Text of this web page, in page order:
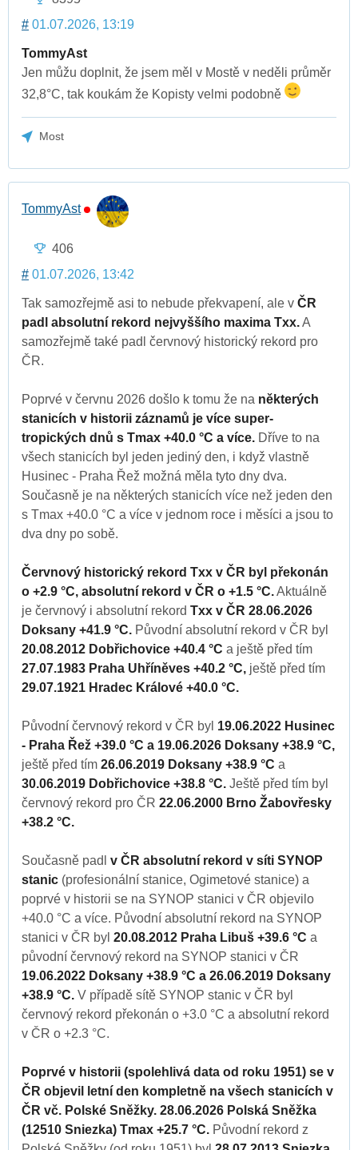
# 01.07.2026, 13:19
TommyAst
Jen můžu doplnit, že jsem měl v Mostě v neděli průměr
32,8°C, tak koukám že Kopisty velmi podobně
Most
TommyAst
406
# 01.07.2026, 13:42
Tak samozřejmě asi to nebude překvapení, ale v ČR
padl absolutní rekord nejvyššího maxima Txx.A
samozřejmě také padl červnový historický rekord pro
ČR.
Poprvé v červnu 2026 došlo k tomu že na některých
stanicích v historii záznamů je více super-
tropických dnů s Tmax +40.0 °C a více. Dříve to na
všech stanicích byl jeden jediný den, i když vlastně
Husinec - Praha Řež možná měla tyto dny dva.
Současně je na některých stanicích více než jeden den
s Tmax +40.0 °C a více v jednom roce i měsíci a jsou to
dva dny po sobě.
Červnový historický rekord Txx v ČR byl překonán
o +2.9 °C, absolutní rekord v ČR o +1.5 °C.Aktuálně
je červnový i absolutní rekord Txx v ČR 28.06.2026
Doksany +41.9 °C. Původní absolutní rekord v ČR byl
20.08.2012 Dobřichovice +40.4 °C a ještě před tím
27.07.1983 Praha Uhříněves +40.2 °C, ještě před tím
29.07.1921 Hradec Králové +40.0 °C.
Původní červnový rekord v ČR byl 19.06.2022 Husinec
- Praha Řež +39.0 °C a 19.06.2026 Doksany +38.9 °C,
ještě před tím 26.06.2019 Doksany +38.9 °C a
30.06.2019 Dobřichovice +38.8 °C. Ještě před tím byl
červnový rekord pro ČR 22.06.2000 Brno Žabovřesky
+38.2 °C.
Současně padl v ČR absolutní rekord v síti SYNOP
stanic (profesionální stanice, Ogimetové stanice) a
poprvé v historii se na SYNOP stanici v ČR objevilo
+40.0 °C a více. Původní absolutní rekord na SYNOP
stanici v ČR byl 20.08.2012 Praha Libuš +39.6 °C a
původní červnový rekord na SYNOP stanici v ČR
19.06.2022 Doksany +38.9 °C a 26.06.2019 Doksany
+38.9 °C. V případě sítě SYNOP stanic v ČR byl
červnový rekord překonán o +3.0 °C a absolutní rekord
v ČR o +2.3 °C.
Poprvé v historii (spolehlivá data od roku 1951) se v
ČR objevil letní den kompletně na všech stanicích v
ČR vč. Polské Sněžky. 28.06.2026 Polská Sněžka
(12510 Sniezka) Tmax +25.7 °C. Původní rekord z